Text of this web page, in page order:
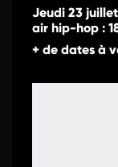
Jeudi 23
air hip-hop :
+ de dates à